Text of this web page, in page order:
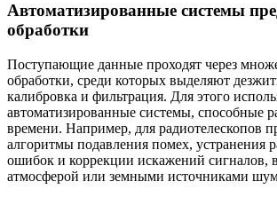
Автоматизированные системы
обработки
Поступающие данные проходят через
обработки, среди которых выделяют
калибровка и фильтрация. Для этого
автоматизированные системы, способные
времени. Например, для радиотелескопов
алгоритмы подавления помех, устранения
ошибок и коррекции искажений сигналов,
атмосферой или земными источниками